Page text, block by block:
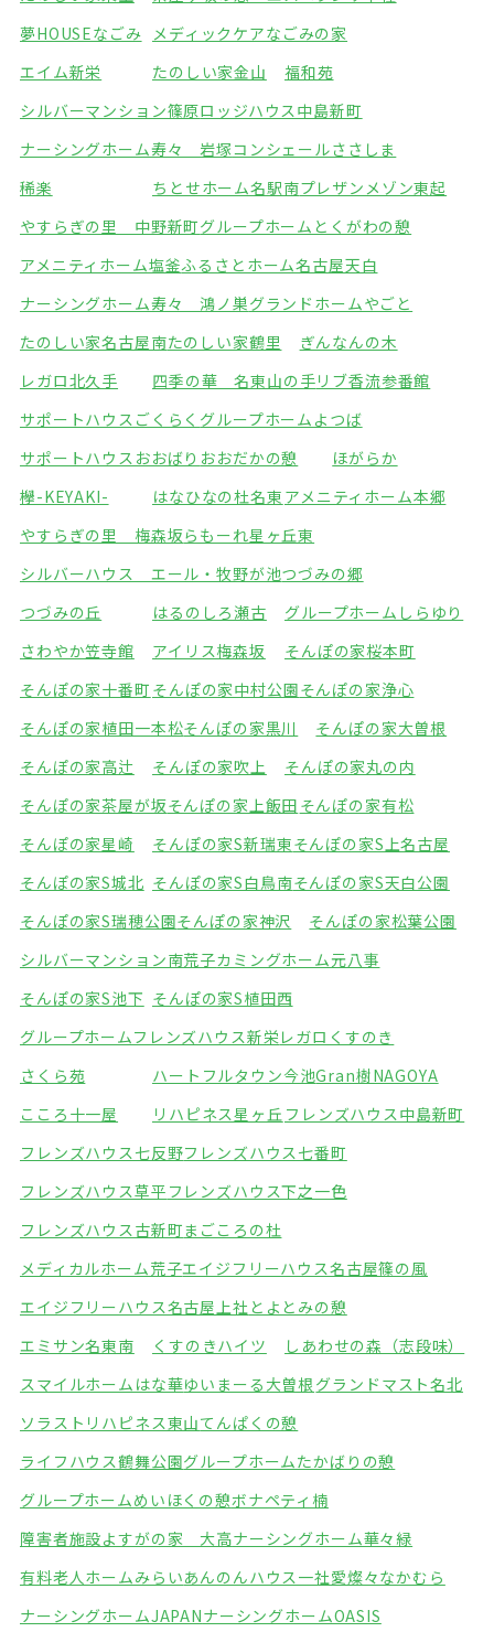
夢HOUSEなごみ メディックケアなごみの家
エイム新栄
たのしい家金山
福和苑
シルバーマンション篠原ロッジハウス中島新町
ナーシングホーム寿々 岩塚コンシェールささしま
稀楽
ちとせホーム名駅南プレザンメゾン東起
やすらぎの里 中野新町グループホームとくがわの憩
アメニティホーム塩釜ふるさとホーム名古屋天白
ナーシングホーム寿々 鴻ノ巣グランドホームやごと
たのしい家名古屋南たのしい家鶴里
ぎんなんの木
レガロ北久手
四季の華 名東山の手リブ香流参番館
サポートハウスごくらく グループホームよつば
サポートハウスおおばり おおだかの憩
ほがらか
欅-KEYAKI-
はなひなの杜名東 アメニティホーム本郷
やすらぎの里 梅森坂らもーれ星ヶ丘東
シルバーハウス エール・牧野が池つづみの郷
つづみの丘
はるのしろ瀬古
グループホームしらゆり
さわやか笠寺館
アイリス梅森坂
そんぽの家桜本町
そんぽの家十番町 そんぽの家中村公園そんぽの家浄心
そんぽの家植田一本松そんぽの家黒川
そんぽの家大曽根
そんぽの家高辻
そんぽの家吹上
そんぽの家丸の内
そんぽの家茶屋が坂そんぽの家上飯田 そんぽの家有松
そんぽの家星崎
そんぽの家S新瑞東そんぽの家S上名古屋
そんぽの家S城北 そんぽの家S白鳥南そんぽの家S天白公園
そんぽの家S瑞穂公園そんぽの家神沢
そんぽの家松葉公園
シルバーマンション南荒子カミングホーム元八事
そんぽの家S池下 そんぽの家S植田西
グループホームフレンズハウス新栄レガロくすのき
さくら苑
ハートフルタウン今池Gran樹NAGOYA
こころ十一屋
リハピネス星ヶ丘 フレンズハウス中島新町
フレンズハウス七反野フレンズハウス七番町
フレンズハウス草平 フレンズハウス下之一色
フレンズハウス古新町まごころの杜
メディカルホーム荒子エイジフリーハウス名古屋篠の風
エイジフリーハウス名古屋上社 とよとみの憩
エミサン名東南
くすのきハイツ
しあわせの森（志段味）
スマイルホームはな華ゆいまーる大曽根 グランドマスト名北
ソラストリハピネス東山てんぱくの憩
ライフハウス鶴舞公園グループホームたかばりの憩
グループホームめいほくの憩ボナペティ楠
障害者施設よすがの家 大高ナーシングホーム華々緑
有料老人ホームみらいあんのんハウス一社愛燦々なかむら
ナーシングホームJAPANナーシングホームOASIS